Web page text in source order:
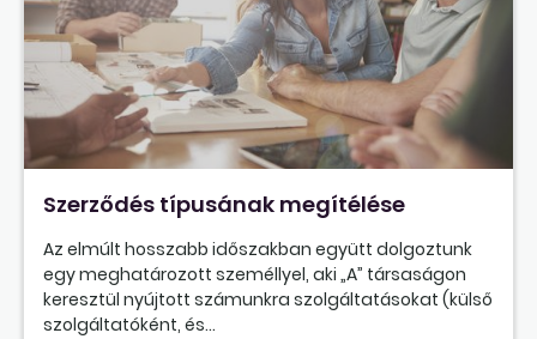
Szerződés típusának megítélése
Az elmúlt hosszabb időszakban együtt dolgoztunk
egy meghatározott személlyel, aki „A” társaságon
keresztül nyújtott számunkra szolgáltatásokat (külső
szolgáltatóként, és...